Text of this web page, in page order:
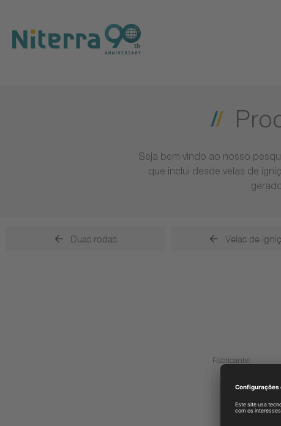
main
navigation
main
content
footer
Seja bem-vindo ao nosso
que inclui desde velas de
Duas rodas Velas de
Fabricante:
ARIEL